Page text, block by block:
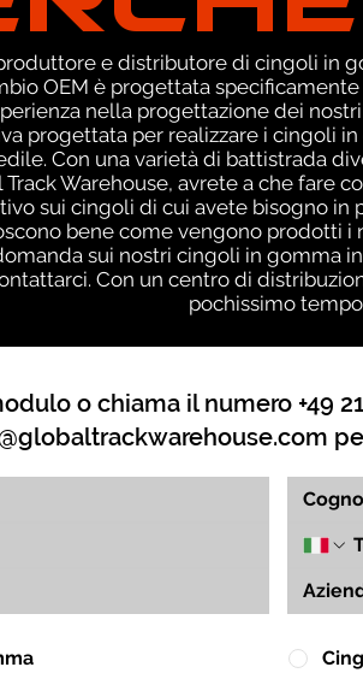
e distributore di cingoli in
OEM è progettata
nella progettazione dei
progettata per realizzare i cingoli
Con una varietà di battistrada
Warehouse, avrete a che fare
sui cingoli di cui avete bisogno in
bene come vengono prodotti
sui nostri cingoli in gomma
Con un centro di
pochissimo
o chiama il numero +49